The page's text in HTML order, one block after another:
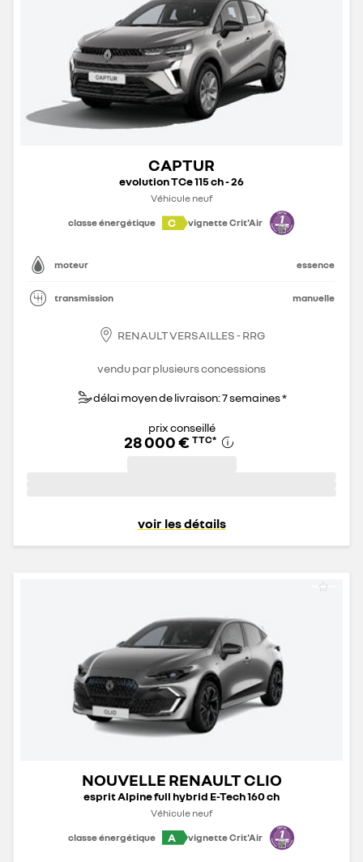
CAPTUR
evolution TCe 115 ch - 26
Véhicule neuf
classe énergétique
C vignette Crit'Air
moteur essence
transmission manuelle
RENAULT VERSAILLES - RRG
vendu par plusieurs concessions
délai moyen de livraison: 7 semaines *
prix conseillé
28 000 € TTC*
voir les détails
NOUVELLE RENAULT CLIO
esprit Alpine full hybrid E-Tech 160 ch
Véhicule neuf
classe énergétique
A vignette Crit'Air